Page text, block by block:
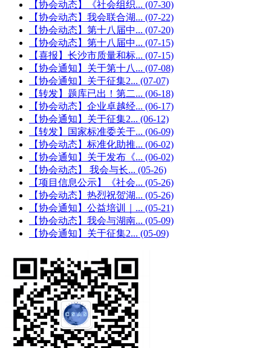
【协会动态】《社会组织... (07-30)
【协会动态】我会联合湖... (07-22)
【协会动态】第十八届中... (07-20)
【协会动态】第十八届中... (07-15)
【喜报】长沙市质量和标... (07-15)
【协会通知】关于第十八... (07-08)
【协会通知】关于征集2... (07-07)
【转发】题库已出！第二... (06-18)
【协会动态】企业卓越经... (06-17)
【协会通知】关于征集2... (06-12)
【转发】国家标准委关于... (06-09)
【协会动态】标准化助推... (06-02)
【协会通知】关于发布《... (06-02)
【协会动态】 我会与长... (05-26)
【项目信息公示】《社会... (05-26)
【协会动态】热烈祝贺湖... (05-26)
【协会通知】公益培训｜... (05-21)
【协会动态】我会与湖南... (05-09)
【协会通知】关于征集2... (05-09)